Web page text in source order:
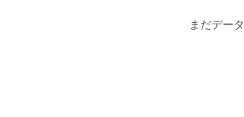
まだデー